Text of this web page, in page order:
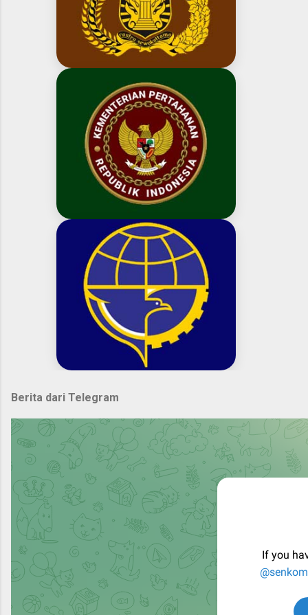
Berita dari Telegram